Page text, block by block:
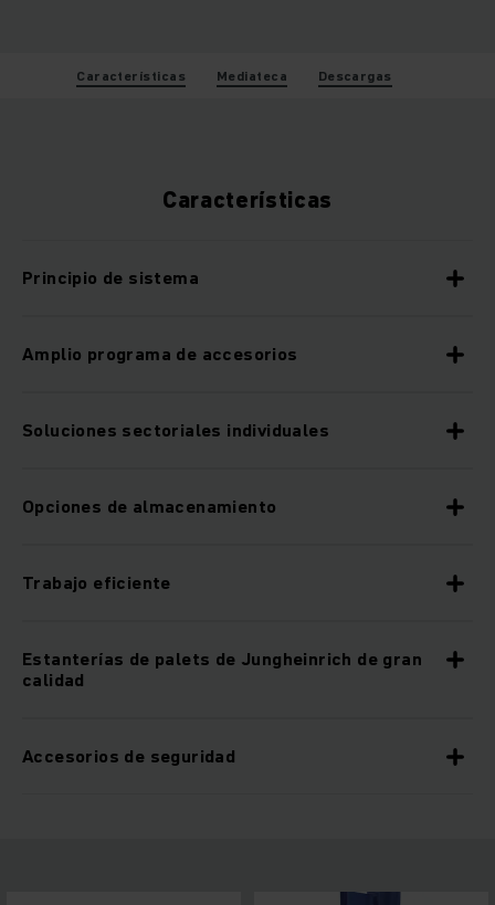
Características Mediateca Descargas
Características
Principio de sistema
Amplio programa de accesorios
Soluciones sectoriales individuales
Opciones de almacenamiento
Trabajo eficiente
Estanterías de palets de Jungheinrich de gran
calidad
Accesorios de seguridad